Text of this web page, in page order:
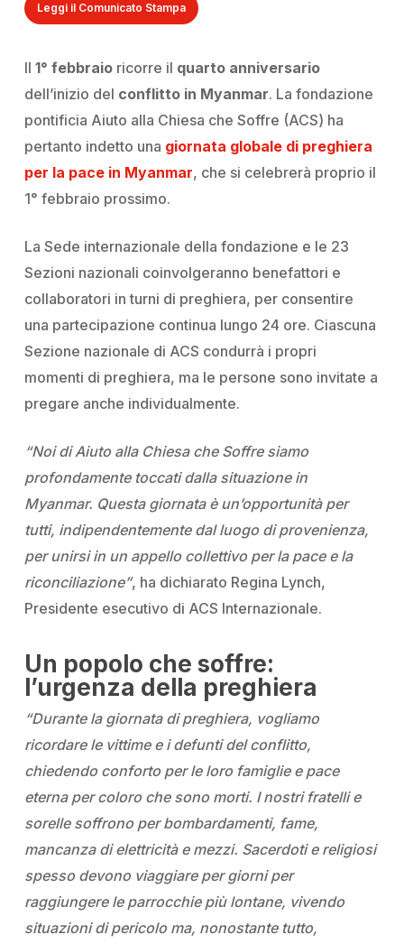
Leggi il Comunicato Stampa
Il1° febbraio ricorre il quarto anniversario
dell’inizio del conflitto in Myanmar. La fondazione
pontificia Aiuto alla Chiesa che Soffre (ACS) ha
pertanto indetto una giornata globale di preghiera
per la pace in Myanmar, che si celebrerà proprio il
1° febbraio prossimo.
La Sede internazionale della fondazione e le 23
Sezioni nazionali coinvolgeranno benefattori e
collaboratori in turni di preghiera, per consentire
una partecipazione continua lungo 24 ore. Ciascuna
Sezione nazionale di ACS condurrà i propri
momenti di preghiera, ma le persone sono invitate a
pregare anche individualmente.
“Noi di Aiuto alla Chiesa che Soffre siamo
profondamente toccati dalla situazione in
Myanmar. Questa giornata è un’opportunità per
tutti, indipendentemente dal luogo di provenienza,
per unirsi in un appello collettivo per la pace e la
riconciliazione”, ha dichiarato Regina Lynch,
Presidente esecutivo di ACS Internazionale.
Un popolo che soffre:
l’urgenza della preghiera
“Durante la giornata di preghiera, vogliamo
ricordare le vittime e i defunti del conflitto,
chiedendo conforto per le loro famiglie e pace
eterna per coloro che sono morti. I nostri fratelli e
sorelle soffrono per bombardamenti, fame,
mancanza di elettricità e mezzi. Sacerdoti e religiosi
spesso devono viaggiare per giorni per
raggiungere le parrocchie più lontane, vivendo
situazioni di pericolo ma, nonostante tutto,